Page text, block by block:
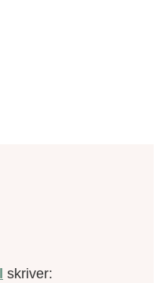
skriver: